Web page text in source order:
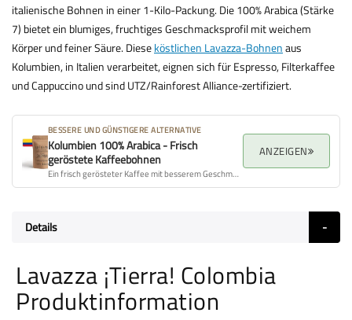
italienische Bohnen in einer 1-Kilo-Packung. Die 100% Arabica (Stärke
7) bietet ein blumiges, fruchtiges Geschmacksprofil mit weichem
Körper und feiner Säure. Dieseköstlichen Lavazza-Bohnenaus
Kolumbien, in Italien verarbeitet, eignen sich für Espresso, Filterkaffee
und Cappuccino und sind UTZ/Rainforest Alliance-zertifiziert.
BESSERE UND GÜNSTIGERE ALTERNATIVE
Kolumbien 100% Arabica - Frisch
geröstete Kaffeebohnen
Ein frisch gerösteter Kaffee mit besserem Geschmacksprofil, Aroma und Gesamtqualität.
ANZEIGEN
Details
Lavazza ¡Tierra! Colombia
Produktinformation